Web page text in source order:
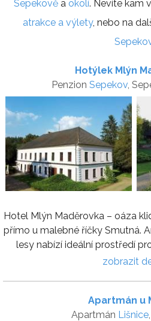
Sepekově a okolí. Nevíte kam
atrakce a výlety, nebo na
Hotýlek Mlýn
Penzion Sepekov ,
Hotel Mlýn Maděrovka – oáza
přímo u malebné říčky Smutná.
lesy nabízí ideální prostředí
zobrazit
Apartmán u
Apartmán Lišnice